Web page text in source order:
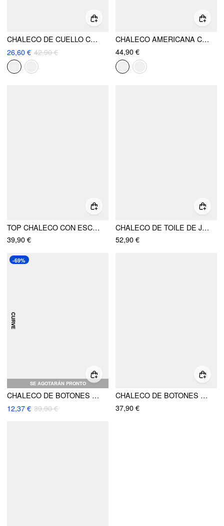
CHALECO DE CUELLO CUADRADO TEJIDO
26,60 € 42,90 €
CHALECO AMERICANA CUELLO BARCO, BOTONES, DETALLE SOLAPA
44,90 €
TOP CHALECO CON ESCOTE EN V Y ENCAJE
39,90 €
CHALECO DE TOILE DE JOUY CON CUELLO EN BARCO
52,90 €
SE AGOTARÁN PRONTO
-69%
CHALECO DE BOTONES SÓLIDO CON CUELLO EN BARCO TEJIDO CURVY
12,37 € 39,90 €
CHALECO DE BOTONES CUELLO CUADRADO SÓLIDO
37,90 €